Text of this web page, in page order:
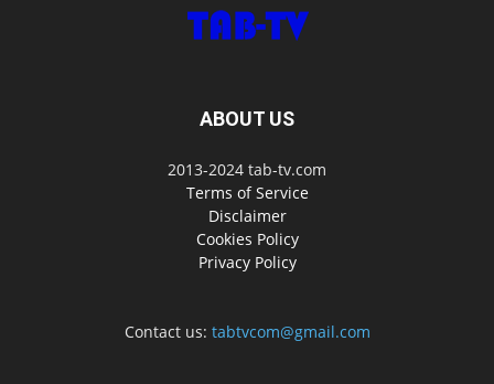
ABOUT US
2013-2024 tab-tv.com
Terms of Service
Disclaimer
Cookies Policy
Privacy Policy
Contact us: tabtvcom@gmail.com